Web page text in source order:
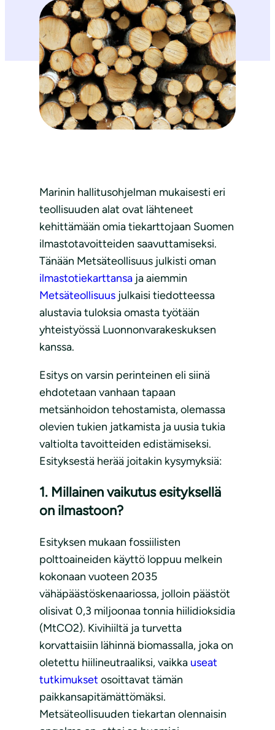
Marinin hallitusohjelman mukaisesti eri
teollisuuden alat ovat lähteneet
kehittämään omia tiekarttojaan Suomen
ilmastotavoitteiden saavuttamiseksi.
Tänään Metsäteollisuus julkisti oman
ilmastotiekarttansa ja aiemmin
Metsäteollisuus julkaisi tiedotteessa
alustavia tuloksia omasta työtään
yhteistyössä Luonnonvarakeskuksen
kanssa.
Esitys on varsin perinteinen eli siinä
ehdotetaan vanhaan tapaan
metsänhoidon tehostamista, olemassa
olevien tukien jatkamista ja uusia tukia
valtiolta tavoitteiden edistämiseksi.
Esityksestä herää joitakin kysymyksiä:
1. Millainen vaikutus esityksellä
on ilmastoon?
Esityksen mukaan fossiilisten
polttoaineiden käyttö loppuu melkein
kokonaan vuoteen 2035
vähäpäästöskenaariossa, jolloin päästöt
olisivat 0,3 miljoonaa tonnia hiilidioksidia
(MtCO2). Kivihiiltä ja turvetta
korvattaisiin lähinnä biomassalla, joka on
oletettu hiilineutraaliksi, vaikka useat
tutkimukset osoittavat tämän
paikkansapitämättömäksi.
Metsäteollisuuden tiekartan olennaisin